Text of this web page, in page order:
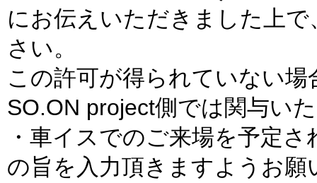
にお伝えいただきました上
さい。
この許可が得られていない
SO.ON project側では関与い
・車イスでのご来場を予定
の旨を入力頂きますようお願